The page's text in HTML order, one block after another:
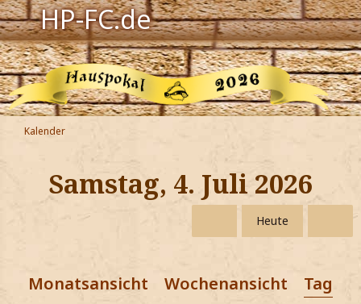
HP-FC.de
Navigation
Harry Potter
Der HP-FC
Hogwarts
Zauberwelt
Jetzt Fanclub-Mitglied werden!
Kalender
Samstag, 4. Juli 2026
Heute
Monatsansicht Wochenansicht